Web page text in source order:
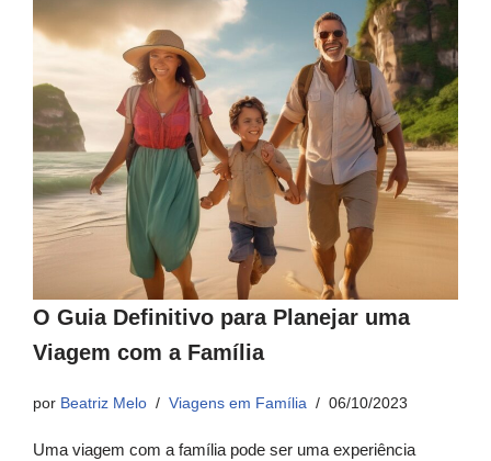
O Guia Definitivo para Planejar uma
Viagem com a Família
por Beatriz Melo Viagens em Família 06/10/2023
Uma viagem com a família pode ser uma experiência